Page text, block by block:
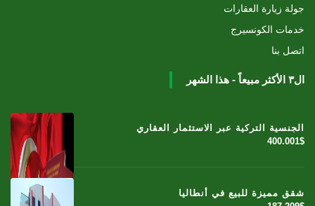
جولة زيارة العقارات
خدمات الكونسيرج
اتصل بنا
ال٣ الأكثر مبيعاً - هذا الشهر
الجنسية التركية عبر الاستثمار العقاري
400.001$
شقق مميزة للبيع في أنطاليا